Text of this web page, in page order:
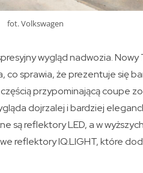
fot. Volkswagen
wygląd nadwozia. Nowy
sprawia, że prezentuje się
przypominającą coupe
dojrzalej i bardziej
są reflektory LED, a w
reflektory IQ.LIGHT, które